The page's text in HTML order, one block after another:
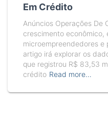
Em Crédito
Anúncios Operações De
crescimento econômico,
microempreendedores e
artigo irá explorar os
que registrou R$ 83,53
crédito Read more…